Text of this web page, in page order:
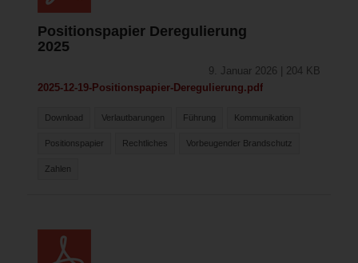
Positionspapier Deregulierung
2025
9. Januar 2026 | 204 KB
2025-12-19-Positionspapier-Deregulierung.pdf
Download Verlautbarungen Führung Kommunikation
Positionspapier Rechtliches Vorbeugender Brandschutz
Zahlen